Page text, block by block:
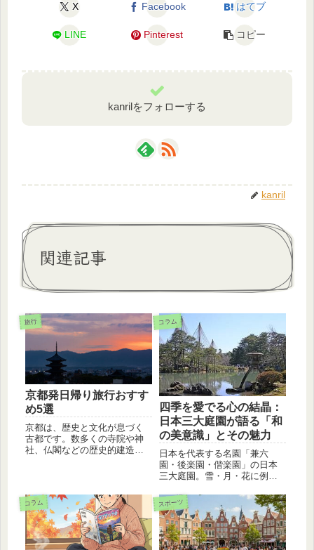
X Facebook はてブ
LINE Pinterest コピー
kanrilをフォローする
kanril
関連記事
旅行
京都発日帰り旅行おすす
め5選
京都は、歴史と文化が息づく
古都です。数多くの寺院や神
社、仏閣などの歴史的建造物
選をご紹介します。
コラム
四季を愛でる心の結晶：
日本三大庭園が語る「和
の美意識」とその魅力
日本を代表する名園「兼六
園・後楽園・偕楽園」の日本
三大庭園。雪・月・花に例え
どころ、江戸時代の美意識を
詳しく解説します。池泉回遊
式庭園をより深く楽しむため
のポイントも紹介。旅の前に
知っておきたい知識が満載で
コラム スポーツ